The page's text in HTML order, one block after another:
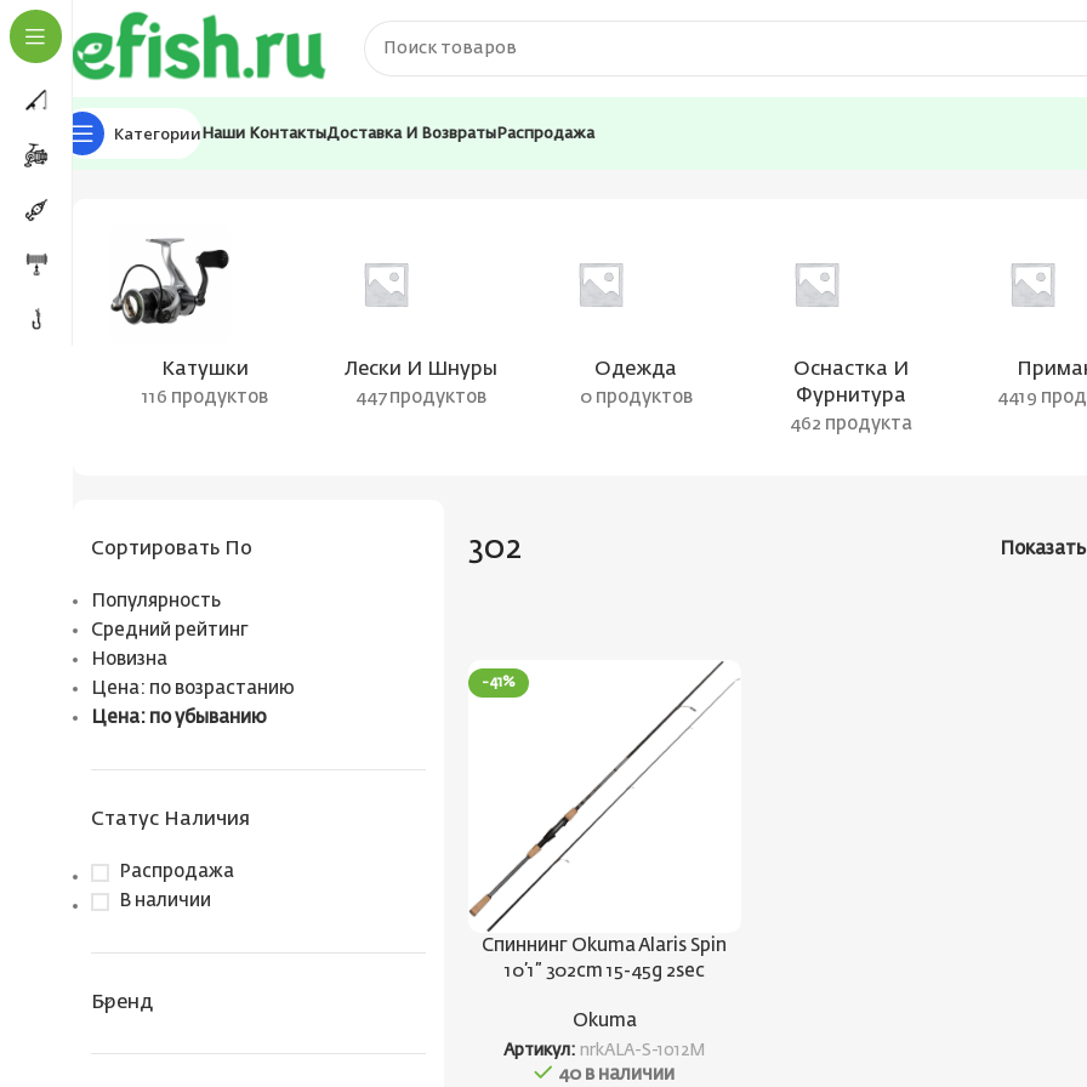
Категории Наши КонтактыДоставка И Возвраты Распродажа
Главная Товар Рабочая длина (см)
Катушки
116 продуктов
Лески И Шнуры
447 продуктов
Одежда
0 продуктов
Оснастка И
Фурнитура
462 продукта
4419
Сортировать По
Популярность
Средний рейтинг
Новизна
Цена: по возрастанию
Цена: по убыванию
Статус Наличия
Распродажа
В наличии
Бренд
302 Показать
-41%
Спиннинг Okuma Alaris Spin
10’1” 302cm 15-45g 2sec
Okuma
Артикул:nrkALA-S-1012M
40 в наличии